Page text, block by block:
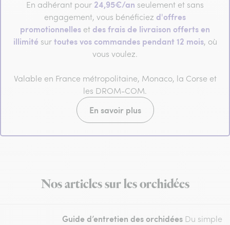
En adhérant pour 24,95€/an seulement et sans
engagement, vous bénéficiez d'offres
promotionnelles et des frais de livraison offerts en
illimité surtoutes vos commandes pendant 12 mois, où
vous voulez.
Valable en France métropolitaine, Monaco, la Corse et
les DROM-COM.
En savoir plus
Nos articles sur les orchidées
Guide d’entretien des orchidées Du simple